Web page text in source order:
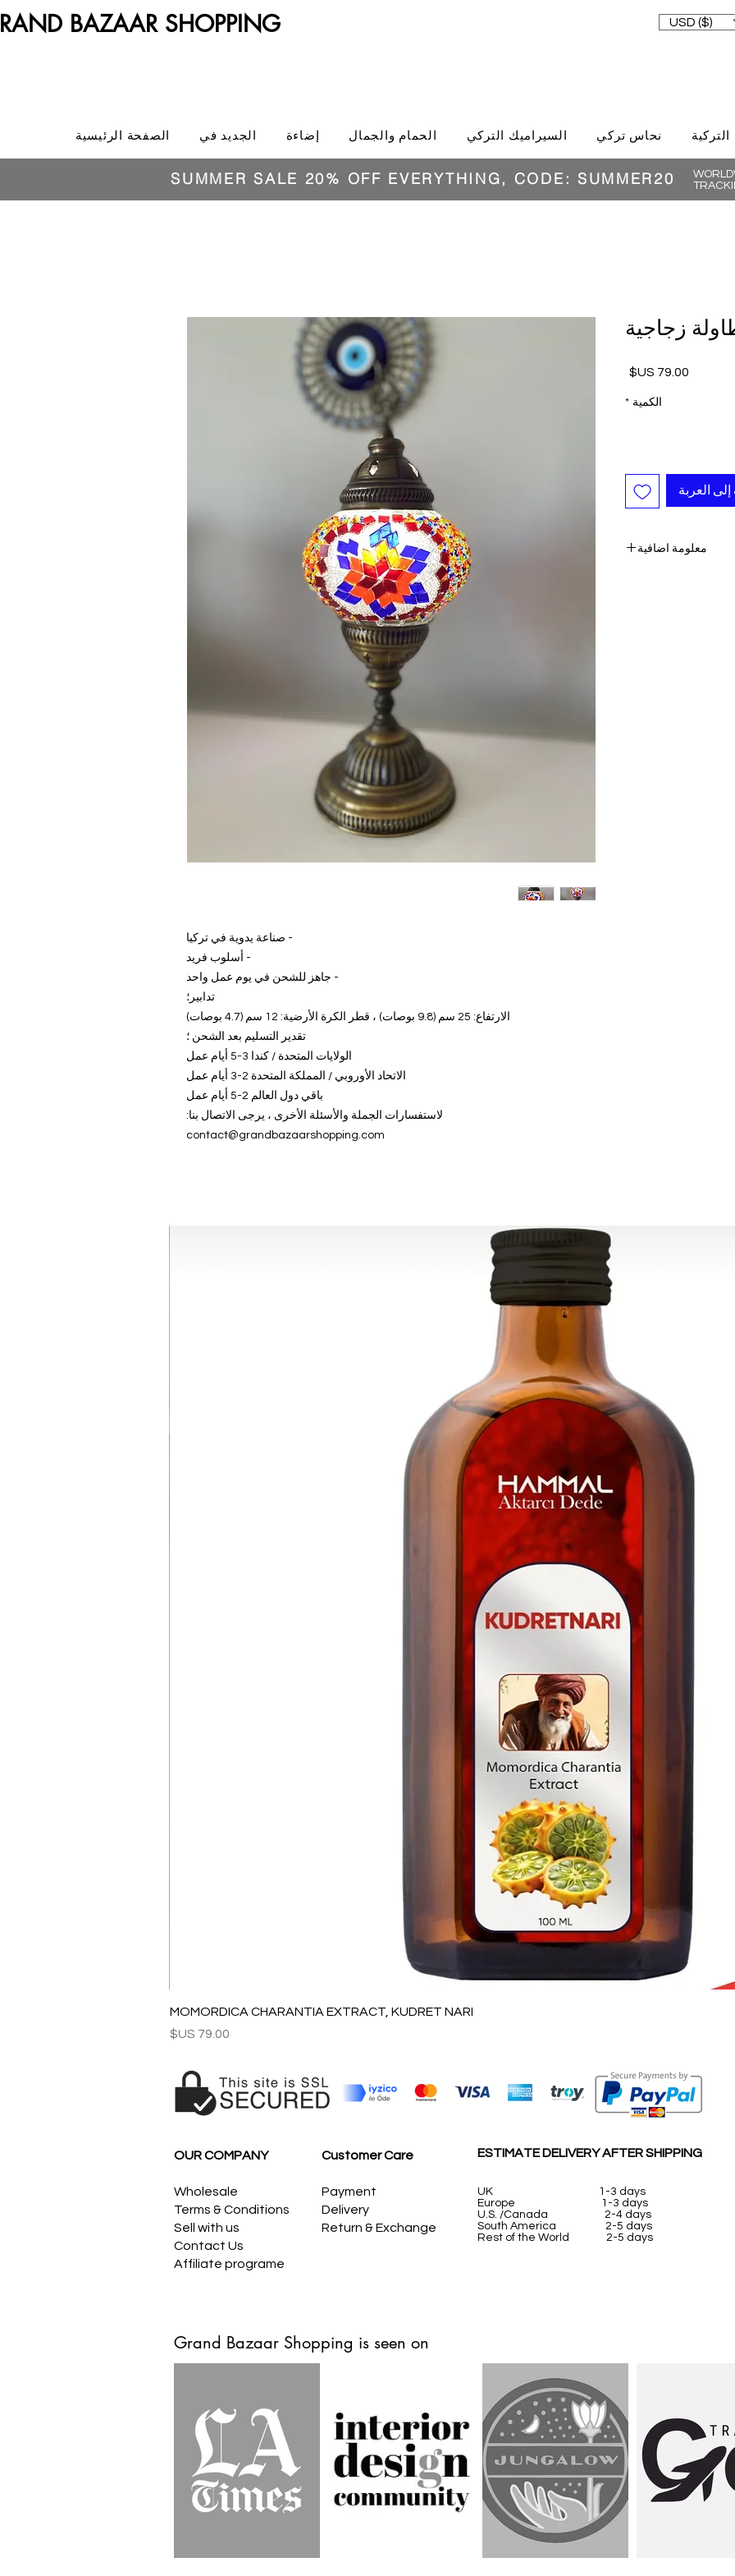
BAZAAR SHOPPING USD ($)
الصفحة الرئيسية الجديد في إضاءة الحمام والجمال السيراميك التركي نحاس تركي التركية
SUMMER SALE 20% OFF EVERYTHING, CODE: SUMMER20
- صناعة يدوية في تركيا
- أسلوب فريد
- جاهز للشحن في يوم عمل واحد
تدابير؛
الارتفاع: 25 سم (9.8 بوصات) ، قطر الكرة الأرضية: 12 سم (4.7 بوصات)
تقدير التسليم بعد الشحن ؛
الولايات المتحدة / كندا 3-5 أيام عمل
الاتحاد الأوروبي / المملكة المتحدة 2-3 أيام عمل
باقي دول العالم 2-5 أيام عمل
لاستفسارات الجملة والأسئلة الأخرى ، يرجى الاتصال بنا:
contact@grandbazaarshopping.com
السعر
الكمية *
العربة
معلومة اضافية
واحدة تلو الأخرى ،
MOMORDICA CHARANTIA EXTRACT, KUDRET NARI
السعر
OUR COMPANY
Wholesale
Terms & Conditions
Sell with us
Contact Us
Affiliate programe
Customer Care
Payment
Delivery
Return & Exchange
ESTIMATE DELIVERY AFTER SHIPPING
UK
1-3 days
Europe 1-3 days
U.S. /Canada 2-4 days
South America 2-5 days
Rest of the World 2-5 days
Grand Bazaar Shopping is seen on